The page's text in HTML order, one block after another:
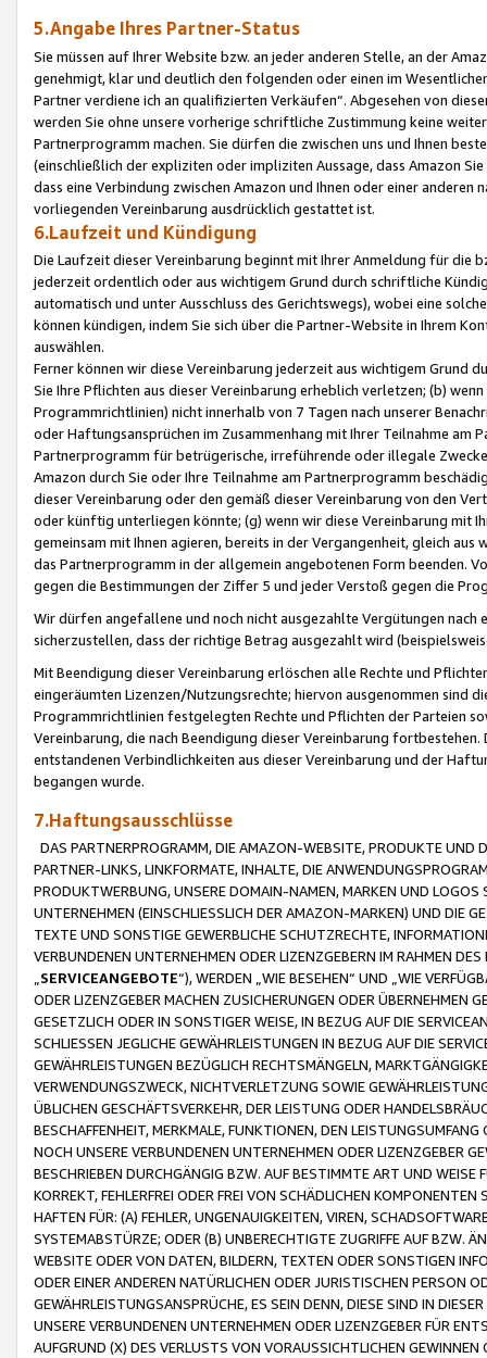
5.Angabe Ihres Partner-Status
Sie müssen auf Ihrer Website bzw. an jeder anderen Stelle, an der
genehmigt, klar und deutlich den folgenden oder einen im
Partner verdiene ich an qualifizierten Verkäufen“. Abgesehen von
werden Sie ohne unsere vorherige schriftliche Zustimmung keine
Partnerprogramm machen. Sie dürfen die zwischen uns und Ihnen
(einschließlich der expliziten oder impliziten Aussage, dass Amazon
dass eine Verbindung zwischen Amazon und Ihnen oder einer
vorliegenden Vereinbarung ausdrücklich gestattet ist.
6.Laufzeit und Kündigung
Die Laufzeit dieser Vereinbarung beginnt mit Ihrer Anmeldung für die
jederzeit ordentlich oder aus wichtigem Grund durch schriftliche
automatisch und unter Ausschluss des Gerichtswegs), wobei eine
können kündigen, indem Sie sich über die Partner-Website in Ihrem
auswählen.
Ferner können wir diese Vereinbarung jederzeit aus wichtigem Grund
Sie Ihre Pflichten aus dieser Vereinbarung erheblich verletzen; (b)
Programmrichtlinien) nicht innerhalb von 7 Tagen nach unserer
oder Haftungsansprüchen im Zusammenhang mit Ihrer Teilnahme am
Partnerprogramm für betrügerische, irreführende oder illegale
Amazon durch Sie oder Ihre Teilnahme am Partnerprogramm
dieser Vereinbarung oder den gemäß dieser Vereinbarung von den
oder künftig unterliegen könnte; (g) wenn wir diese Vereinbarung mit
gemeinsam mit Ihnen agieren, bereits in der Vergangenheit, gleich
das Partnerprogramm in der allgemein angebotenen Form beenden.
gegen die Bestimmungen der Ziffer 5 und jeder Verstoß gegen die
Wir dürfen angefallene und noch nicht ausgezahlte Vergütungen
sicherzustellen, dass der richtige Betrag ausgezahlt wird
Mit Beendigung dieser Vereinbarung erlöschen alle Rechte und
eingeräumten Lizenzen/Nutzungsrechte; hiervon ausgenommen sind
Programmrichtlinien festgelegten Rechte und Pflichten der Parteien
Vereinbarung, die nach Beendigung dieser Vereinbarung
entstandenen Verbindlichkeiten aus dieser Vereinbarung und der
begangen wurde.
7.Haftungsausschlüsse
DAS PARTNERPROGRAMM, DIE AMAZON-WEBSITE, PRODUKTE UND
PARTNER-LINKS, LINKFORMATE, INHALTE, DIE
PRODUKTWERBUNG, UNSERE DOMAIN-NAMEN, MARKEN UND
UNTERNEHMEN (EINSCHLIESSLICH DER AMAZON-MARKEN) UND DIE
TEXTE UND SONSTIGE GEWERBLICHE SCHUTZRECHTE,
VERBUNDENEN UNTERNEHMEN ODER LIZENZGEBERN IM RAHMEN
SERVICEANGEBOTE“), WERDEN „WIE BESEHEN“ UND „WIE
ODER LIZENZGEBER MACHEN ZUSICHERUNGEN ODER ÜBERNEHMEN
GESETZLICH ODER IN SONSTIGER WEISE, IN BEZUG AUF DIE
SCHLIESSEN JEGLICHE GEWÄHRLEISTUNGEN IN BEZUG AUF DIE
GEWÄHRLEISTUNGEN BEZÜGLICH RECHTSMÄNGELN,
VERWENDUNGSZWECK, NICHTVERLETZUNG SOWIE
ÜBLICHEN GESCHÄFTSVERKEHR, DER LEISTUNG ODER
BESCHAFFENHEIT, MERKMALE, FUNKTIONEN, DEN
NOCH UNSERE VERBUNDENEN UNTERNEHMEN ODER LIZENZGEBER
BESCHRIEBEN DURCHGÄNGIG BZW. AUF BESTIMMTE ART UND
KORREKT, FEHLERFREI ODER FREI VON SCHÄDLICHEN
HAFTEN FÜR: (A) FEHLER, UNGENAUIGKEITEN, VIREN,
SYSTEMABSTÜRZE; ODER (B) UNBERECHTIGTE ZUGRIFFE AUF BZW.
WEBSITE ODER VON DATEN, BILDERN, TEXTEN ODER SONSTIGEN
ODER EINER ANDEREN NATÜRLICHEN ODER JURISTISCHEN PERSON
GEWÄHRLEISTUNGSANSPRÜCHE, ES SEIN DENN, DIESE SIND IN
UNSERE VERBUNDENEN UNTERNEHMEN ODER LIZENZGEBER FÜR
AUFGRUND (X) DES VERLUSTS VON VORAUSSICHTLICHEN